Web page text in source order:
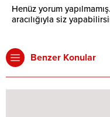
Henüz yorum
aracılığıyla siz
Benzer Konular